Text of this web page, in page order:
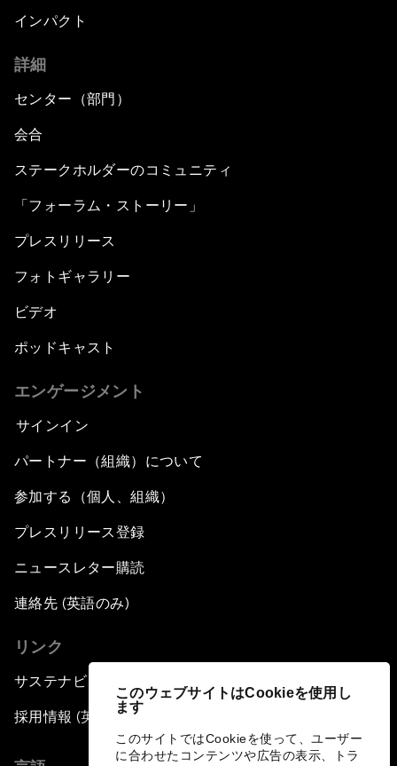
このウェブサイトはCookieを使用し
ます
このサイトではCookieを使って、ユーザー
に合わせたコンテンツや広告の表示、トラ
インパクト
詳細
センター（部門）
会合
ステークホルダーのコミュニティ
「フォーラム・ストーリー」
プレスリリース
フォトギャラリー
ビデオ
ポッドキャスト
エンゲージメント
サインイン
パートナー（組織）について
参加する（個人、組織）
プレスリリース登録
ニュースレター購読
連絡先 (英語のみ)
リンク
サステナビリティへの取り組み
採用情報 (英語のみ)